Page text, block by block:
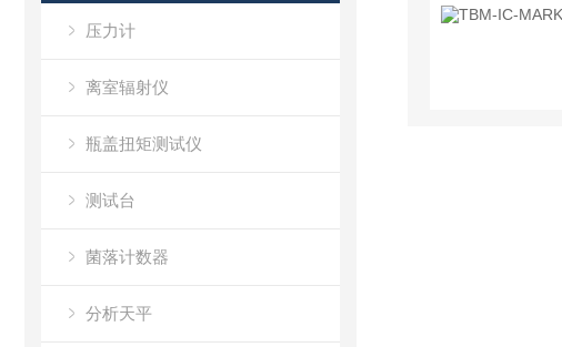
压力计
离室辐射仪
瓶盖扭矩测试仪
测试台
菌落计数器
分析天平